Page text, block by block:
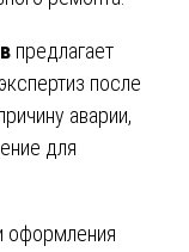
предлагает
после
аварии,
для
оформления